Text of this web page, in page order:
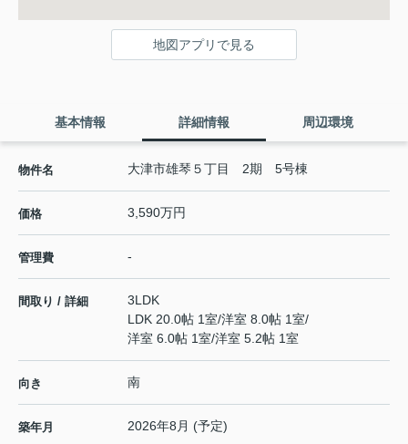
地図アプリで見る
基本情報 詳細情報 周辺環境
物件名 大津市雄琴５丁目 2期 5号棟
価格 3,590万円
管理費 -
間取り / 詳細
3LDK
LDK 20.0帖 1室/洋室 8.0帖 1室/
洋室 6.0帖 1室/洋室 5.2帖 1室
向き 南
築年月 2026年8月 (予定)